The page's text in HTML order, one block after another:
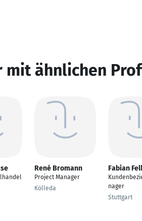
mit ähnlichen
René Bromann
Project Manager
Kölleda
Fabian
nager
Stuttgart